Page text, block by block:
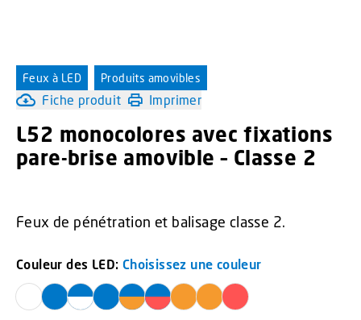
Feux à LED Produits amovibles
Fiche produit Imprimer
L52 monocolores avec fixations
pare-brise amovible – Classe 2
Feux de pénétration et balisage classe 2.
Couleur des LED: Choisissez une couleur